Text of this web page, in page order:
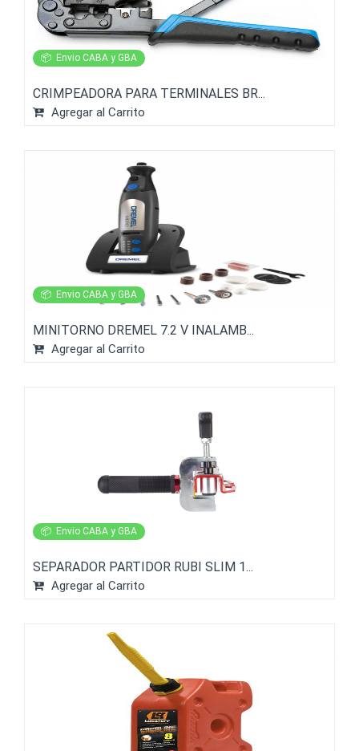
📦 Envio CABA y GBA
CRIMPEADORA PARA TERMINALES BR...
Agregar al Carrito
📦 Envio CABA y GBA
MINITORNO DREMEL 7.2 V INALAMB...
Agregar al Carrito
📦 Envio CABA y GBA
SEPARADOR PARTIDOR RUBI SLIM 1...
Agregar al Carrito